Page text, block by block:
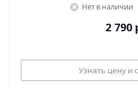
Нет в наличии
2 790
Узнать цену и